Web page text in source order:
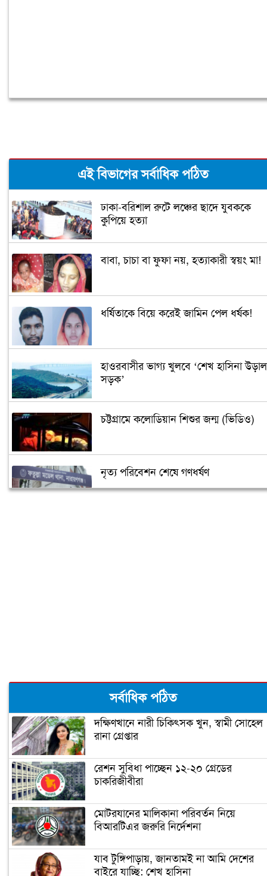
এই বিভাগের সর্বাধিক পঠিত
ঢাকা-বরিশাল রুটে লঞ্চের ছাদে যুবককে
কুপিয়ে হত্যা
বাবা, চাচা বা ফুফা নয়, হত্যাকারী স্বয়ং মা!
ধর্ষিতাকে বিয়ে করেই জামিন পেল ধর্ষক!
হাওরবাসীর ভাগ্য খুলবে ‘শেখ হাসিনা উড়াল
সড়ক’
চট্টগ্রামে কলোডিয়ান শিশুর জন্ম (ভিডিও)
নৃত্য পরিবেশন শেষে গণধর্ষণ
ঝালকাঠিতে পিলার চোরাচালান চক্রের ৮
সদস্য আটক
নারায়ণগঞ্জে গুদাম পরিষ্কার করতে গিয়ে ২
নারায়ণগঞ্জ পাসপোর্ট অফিসে ভাঙচুর,
কানাডা প্রবাসী আটক
করলো সন্ত্রাসীরা
সর্বাধিক পঠিত
দক্ষিণখানে নারী চিকিৎসক খুন, স্বামী সোহেল
রানা গ্রেপ্তার
রেশন সুবিধা পাচ্ছেন ১২-২০ গ্রেডের
চাকরিজীবীরা
মোটরযানের মালিকানা পরিবর্তন নিয়ে
বিআরটিএর জরুরি নির্দেশনা
যাব টুঙ্গিপাড়ায়, জানতামই না আমি দেশের
বাইরে যাচ্ছি: শেখ হাসিনা